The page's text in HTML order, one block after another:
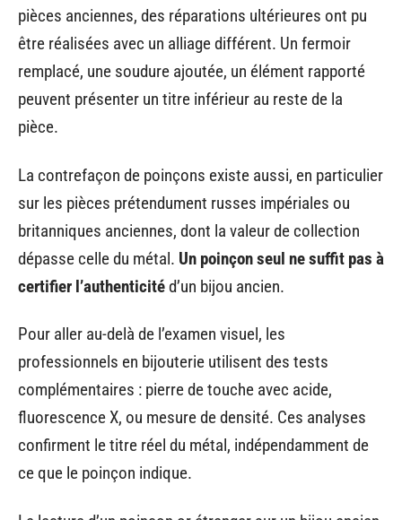
pièces anciennes, des réparations ultérieures ont pu
être réalisées avec un alliage différent. Un fermoir
remplacé, une soudure ajoutée, un élément rapporté
peuvent présenter un titre inférieur au reste de la
pièce.
La contrefaçon de poinçons existe aussi, en particulier
sur les pièces prétendument russes impériales ou
britanniques anciennes, dont la valeur de collection
dépasse celle du métal. Un poinçon seul ne suffit pas à
certifier l’authenticitéd’un bijou ancien.
Pour aller au-delà de l’examen visuel, les
professionnels en bijouterie utilisent des tests
complémentaires : pierre de touche avec acide,
fluorescence X, ou mesure de densité. Ces analyses
confirment le titre réel du métal, indépendamment de
ce que le poinçon indique.